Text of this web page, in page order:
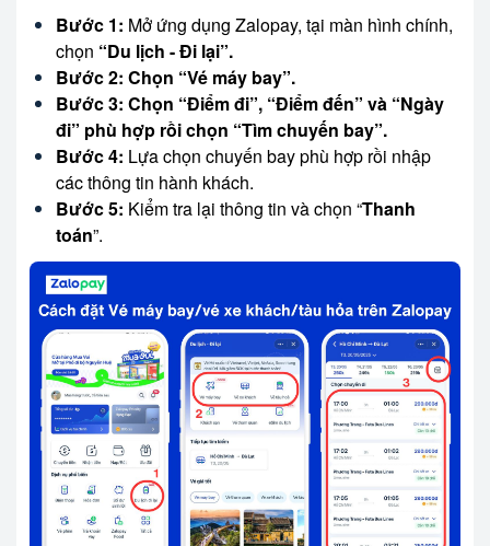
Bước 1: Mở ứng dụng Zalopay, tại màn hình chính,
chọn “Du lịch - Đi lại”.
Bước 2: Chọn “Vé máy bay”.
Bước 3: Chọn “Điểm đi”, “Điểm đến” và “Ngày
đi” phù hợp rồi chọn “Tìm chuyến bay”.
Bước 4: Lựa chọn chuyến bay phù hợp rồi nhập
các thông tin hành khách.
Bước 5: Kiểm tra lại thông tin và chọn “Thanh
toán”.